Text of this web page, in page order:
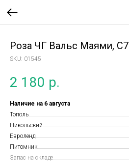
Роза ЧГ Вальс Маями, С7
SKU: 01545
2 180 р.
Наличие на 6 августа
Тополь
Никольский
Евроленд
Питомник
Запас на складе